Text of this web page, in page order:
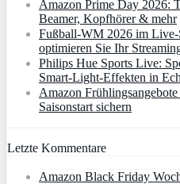
Amazon Prime Day 2026:
Beamer, Kopfhörer & mehr
Fußball-WM 2026 im Live-
optimieren Sie Ihr
Philips Hue Sports Live:
Smart‑Light‑Effekten in
Amazon
Saisonstart sichern
Letzte Kommentare
Amazon Black Friday